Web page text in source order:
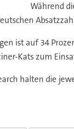
Während
ist auf 34
Kats zum
halten die